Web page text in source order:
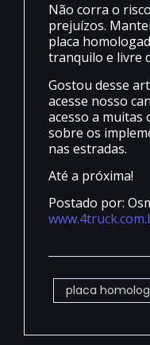
Não corra o
prejuízos.
placa
tranquilo e livre
Gostou desse
acesse nosso
acesso a muitas
sobre os
nas estradas.
Até a próxima!
Postado por:
placa